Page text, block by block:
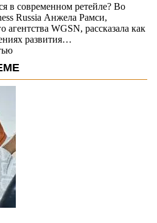
в современном ретейле? Во
Russia Анжела Рамси,
WGSN, рассказала как
развития…